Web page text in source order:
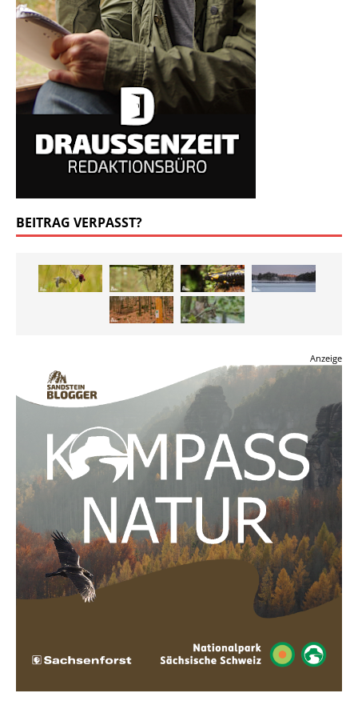
BEITRAG VERPASST?
Anzeige